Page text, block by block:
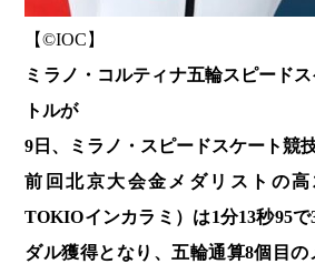
【©️IOC】
ミラノ・コルティナ五輪スピード
トルが
9日、ミラノ・スピードスケート競
前回北京大会金メダリストの高
TOKIOインカラミ）は1分13秒95
ダル獲得となり、五輪通算8個目